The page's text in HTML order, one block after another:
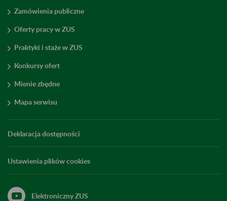
Zamówienia publiczne
Oferty pracy w ZUS
Praktyki i staże w ZUS
Konkursy ofert
Mienie zbędne
Mapa serwisu
Deklaracja dostępności
Ustawienia plików cookies
Elektroniczny ZUS